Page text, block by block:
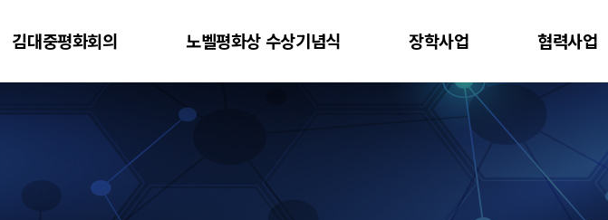
김대중평화회의 노벨평화상 수상기념식 장학사업 협력사업